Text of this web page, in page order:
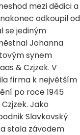
mezi dědici a
odkoupil od
se jediným
Johanna
synem
& Czjzek. V
firma k největším
po roce 1945
Jako
Slavkovský
stala závodem